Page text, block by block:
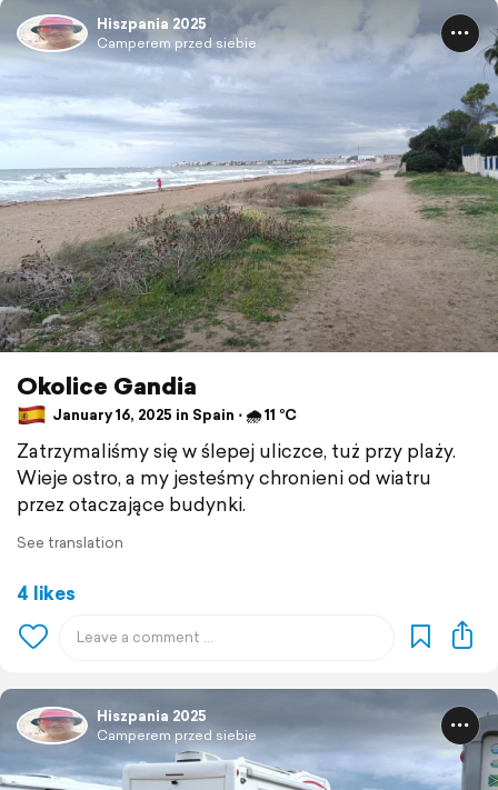
Hiszpania 2025
Camperem przed siebie
Okolice Gandia
January 16, 2025 in Spain ⋅ 🌧 11 °C
Zatrzymaliśmy się w ślepej uliczce, tuż przy plaży.
Wieje ostro, a my jesteśmy chronieni od wiatru
przez otaczające budynki.
See translation
4 likes
Hiszpania 2025
Camperem przed siebie